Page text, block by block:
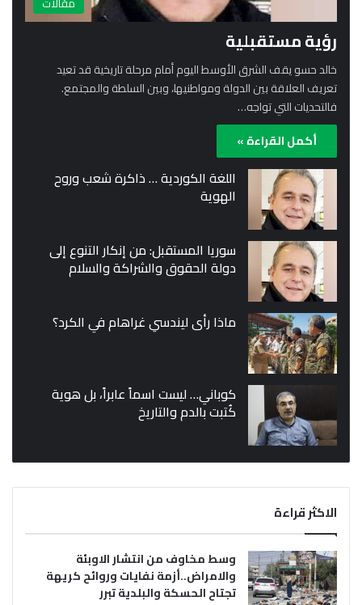
رؤية مستقبلية
خالد حسو يقف الشرق الأوسط اليوم أمام مرحلة تاريخية قد تعيد
تعريف العلاقة بين الدولة ومواطنيها، وبين السلطة والمجتمع.
فالتحديات التي تواجه…
أكمل القراءة »
اللغة الكوردية … ذاكرة شعب وروح
الهوية
سوريا المستقبل: من إنكار التنوع إلى
دولة الحقوق والشراكة والسلام
ماذا رأى ليندسي غراهام في الكرد؟
كوباني… ليست اسماً عابراً، بل هوية
كُتبت بالدم والتاريخ
الاكثر قراءة
وسط مخاوف من انتشار الاوبئة
والامراض..أزمة نفايات وروائح كريهة
تجتاح الحسكة والبلدية تبرر